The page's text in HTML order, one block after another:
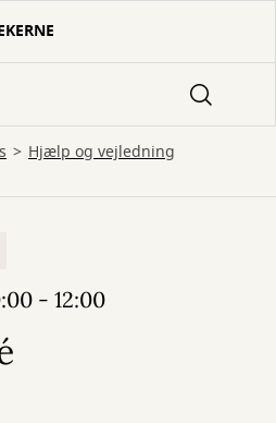
Hjælp og vejledning
- 12:00